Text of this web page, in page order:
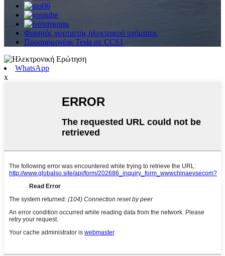
Φορητός φορτιστής ηλεκτρικού οχήματος
Προσαρμογέας Tesla σε CCS1
WhatsApp
x